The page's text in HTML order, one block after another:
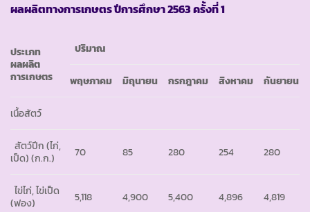
ผลผลิตทางการเกษตร ปีการศึกษา 2563 ครั้งที่ 1
ประเภท
ผลผลิต
การเกษตร
ปริมาณ
พฤษภาคม มิถุนายน กรกฎาคม สิงหาคม กันยายน
เนื้อสัตว์
สัตว์ปีก (ไก่,
เป็ด)(ก.ก.) 70 85 280 254 280
ไข่ไก่, ไข่เป็ด
(ฟอง)
5,118 4,900 5,400 4,896 4,819